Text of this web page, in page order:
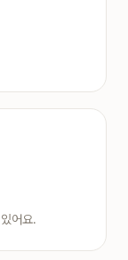
어요.